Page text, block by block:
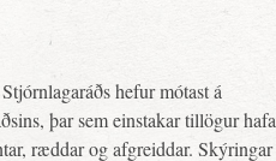
hefur mótast á
þar sem einstakar tillögur hafa
ræddar og afgreiddar. Skýringar